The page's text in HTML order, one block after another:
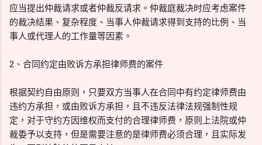
应当提出仲裁请求或者仲裁反请求。仲裁庭裁决时应考虑案件
的裁决结果、复杂程度、当事人仲裁请求得到支持的比例、当
事人或代理人的工作量等因素。
2、合同约定由败诉方承担律师费的案件
根据契约自由原则，只要双方当事人在合同中有约定律师费由
违约方承担，或由败诉方承担，且不违反法律法规强制性规
定，对于守约方因维权而支付的合理律师费，原则上法院或仲
裁委予以支持，但是需要注意的是律师费必须合理，且实际发